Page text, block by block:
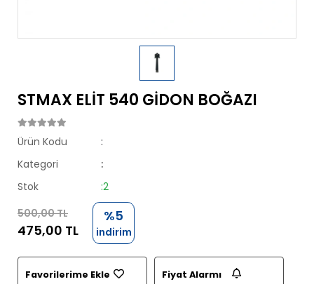
STMAX ELİT 540 GİDON BOĞAZI
Ürün Kodu
:
Kategori
:
Stok
:2
500,00 TL
475,00 TL
%5
indirim
Favorilerime Ekle Fiyat Alarmı